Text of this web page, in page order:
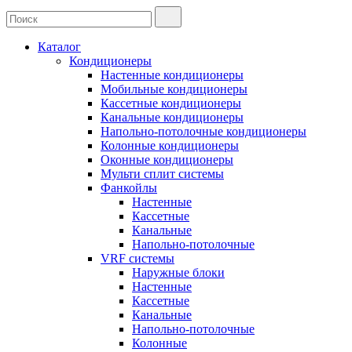
Каталог
Кондиционеры
Настенные кондиционеры
Мобильные кондиционеры
Кассетные кондиционеры
Канальные кондиционеры
Напольно-потолочные кондиционеры
Колонные кондиционеры
Оконные кондиционеры
Мульти сплит системы
Фанкойлы
Настенные
Кассетные
Канальные
Напольно-потолочные
VRF системы
Наружные блоки
Настенные
Кассетные
Канальные
Напольно-потолочные
Колонные